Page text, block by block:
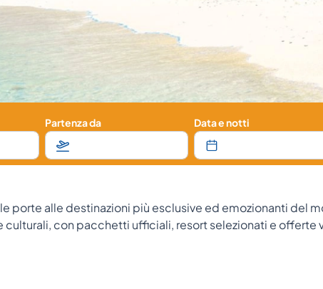
Partenza da Data e notti
porte alle destinazioni più esclusive ed emozionanti del
con pacchetti ufficiali, resort selezionati e offerte